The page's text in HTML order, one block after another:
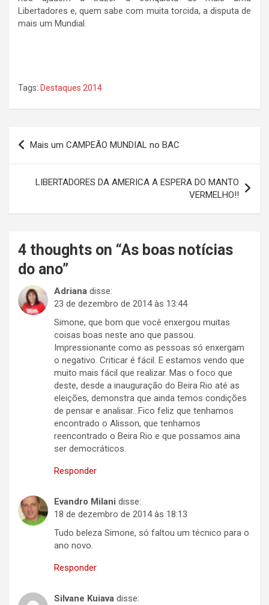
Libertadores e, quem sabe com muita torcida, a disputa de
mais um Mundial.
Tags: Destaques 2014
Navegação
de
Post
Mais um CAMPEÃO MUNDIAL no BAC
LIBERTADORES DA AMERICA A ESPERA DO MANTO
VERMELHO!!
4 thoughts on “As boas notícias
do ano”
Adriana disse:
23 de dezembro de 2014 às 13:44
Simone, que bom que você enxergou muitas
coisas boas neste ano que passou.
Impressionante como as pessoas só enxergam
o negativo. Criticar é fácil. E estamos vendo que
muito mais fácil que realizar. Mas o foco que
deste, desde a inauguração do Beira Rio até as
eleições, demonstra que ainda temos condições
de pensar e analisar…Fico feliz que tenhamos
encontrado o Alisson, que tenhamos
reencontrado o Beira Rio e que possamos aina
ser democráticos.
Responder
Evandro Milani disse:
18 de dezembro de 2014 às 18:13
Tudo beleza Simone, só faltou um técnico para o
ano novo.
Responder
Silvane Kuiava disse: